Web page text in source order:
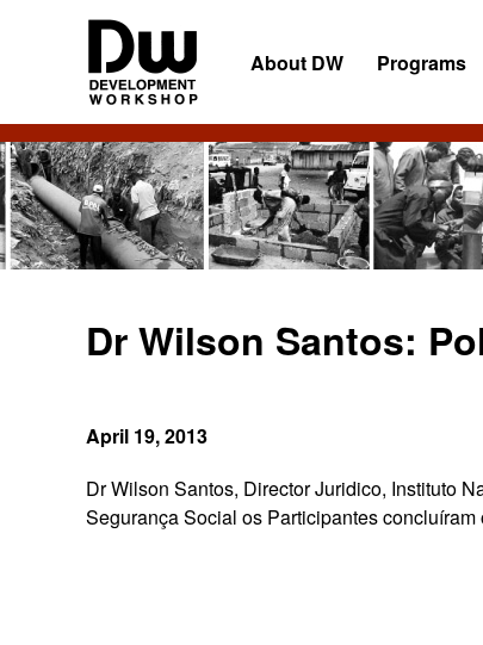
DW
Angola
Development
Workshop
Angola
About DW Programs
Dr Wilson Santos:
April 19, 2013
Dr Wilson Santos, Director Juridico, Instituto
Segurança Social os Participantes concluíram